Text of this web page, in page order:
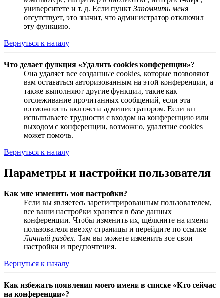
университете и т. д. Если пункт Запомнить меня
отсутствует, это значит, что администратор отключил
эту функцию.
Вернуться к началу
Что делает функция «Удалить cookies конференции»?
Она удаляет все созданные cookies, которые позволяют
вам оставаться авторизованным на этой конференции, а
также выполняют другие функции, такие как
отслеживание прочитанных сообщений, если эта
возможность включена администратором. Если вы
испытываете трудности с входом на конференцию или
выходом с конференции, возможно, удаление cookies
может помочь.
Вернуться к началу
Параметры и настройки пользователя
Как мне изменить мои настройки?
Если вы являетесь зарегистрированным пользователем,
все ваши настройки хранятся в базе данных
конференции. Чтобы изменить их, щёлкните на имени
пользователя вверху страницы и перейдите по ссылке
Личный раздел. Там вы можете изменить все свои
настройки и предпочтения.
Вернуться к началу
Как избежать появления моего имени в списке «Кто сейчас
на конференции»?